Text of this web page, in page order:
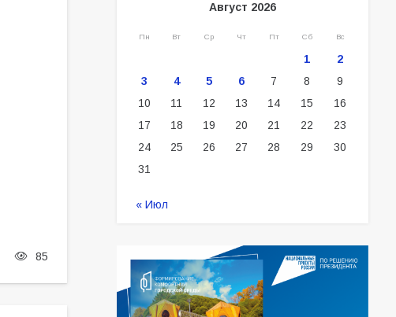
85
Август 2026
Пн Вт Ср Чт Пт Сб Вс
1
2
3
4 5 6 7 8
9
10
11 12 13 14 15
16
17
18 19 20 21 22
23
24
25 26 27 28 29
30
31
« Июл